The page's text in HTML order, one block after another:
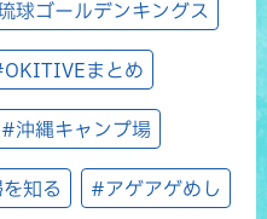
球ゴールデンキングス
まとめ
#沖縄キャンプ場
知る #アゲアゲめし